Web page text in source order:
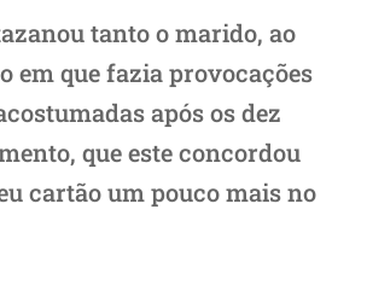
tanto o marido, ao
em que fazia provocações
após os dez
que este concordou
cartão um pouco mais no